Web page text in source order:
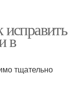
исправить
в
тщательно